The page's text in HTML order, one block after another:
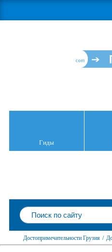
Гиды
Достопримечательности Грузия /